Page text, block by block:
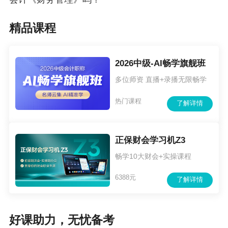
奖品抢先看：《应试指南》纸质书
新版·有用·必备
精品课程
2026中级-AI畅学旗舰班
多位师资 直播+录播无限畅学
了解详情
热门课程
正保财会学习机Z3
畅学10大财会+实操课程
了解详情
6388元
好课助力，无忧备考